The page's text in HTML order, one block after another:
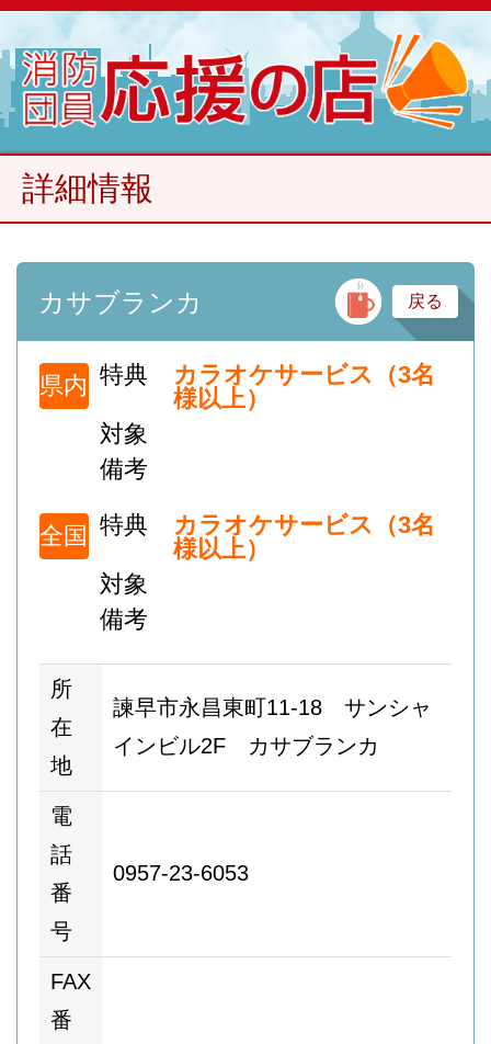
詳細情報
カサブランカ バ
戻る
県内 特典
カラオケサービス（3名
様以上）
対象
備考
全国 特典
カラオケサービス（3名
様以上）
対象
備考
所
在
地
諫早市永昌東町11-18 サンシャ
インビル2F カサブランカ
電
話
番
号
0957-23-6053
FAX
番